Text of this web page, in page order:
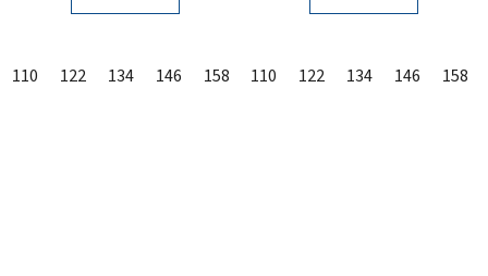
110 122 134 146 158 110 122 134 146 158